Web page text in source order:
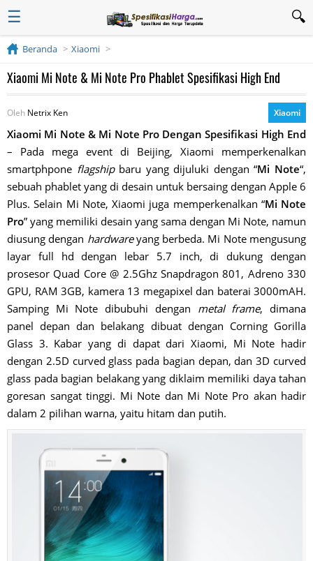
☰
Beranda Xiaomi
Xiaomi Mi Note & Mi Note Pro Phablet Spesifikasi High End
Oleh Netrix Ken Xiaomi
Xiaomi Mi Note & Mi Note Pro Dengan Spesifikasi High End
– Pada mega event di Beijing, Xiaomi memperkenalkan
smartphpone flagshipbaru yang dijuluki dengan “Mi Note“,
sebuah phablet yang di desain untuk bersaing dengan Apple 6
Plus. Selain Mi Note, Xiaomi juga memperkenalkan “Mi Note
Pro” yang memiliki desain yang sama dengan Mi Note, namun
diusung dengan hardwareyang berbeda. Mi Note mengusung
layar full hd dengan lebar 5.7 inch, di dukung dengan
prosesor Quad Core @ 2.5Ghz Snapdragon 801, Adreno 330
GPU, RAM 3GB, kamera 13 megapixel dan baterai 3000mAH.
Samping Mi Note dibubuhi dengan metal frame, dimana
panel depan dan belakang dibuat dengan Corning Gorilla
Glass 3. Kabar yang di dapat dari Xiaomi, Mi Note hadir
dengan 2.5D curved glass pada bagian depan, dan 3D curved
glass pada bagian belakang yang diklaim memiliki daya tahan
goresan sangat tinggi. Mi Note dan Mi Note Pro akan hadir
dalam 2 pilihan warna, yaitu hitam dan putih.